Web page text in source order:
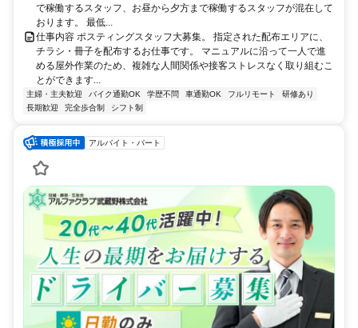
で稼働するスタッフ、お昼から夕方まで稼働するスタッフが混在して
おります。 最低...
仕事内容 ポスティングスタッフ大募集。 指定された配布エリアに、
チラシ・冊子を配布するお仕事です。 マニュアルに沿って一人で進
める屋外作業のため、複雑な人間関係や接客ストレスなく取り組むこ
とができます...
主婦・主夫歓迎 バイク通勤OK 学歴不問 車通勤OK フルリモート
研修あり
長期歓迎
完全歩合制 シフト制
アルバイト・パート